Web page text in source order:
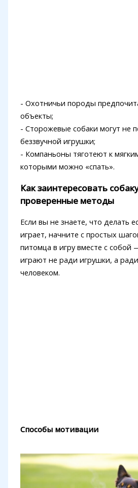
- Охотничьи породы
объекты;
- Сторожевые собаки могут не
беззвучной игрушки;
- Компаньоны тяготеют к
которыми можно «спать».
Как заинтересовать
проверенные методы
Если вы не знаете, что делать
играет, начните с простых
питомца в игру вместе с собой
играют не ради игрушки, а
человеком.
Способы мотивации